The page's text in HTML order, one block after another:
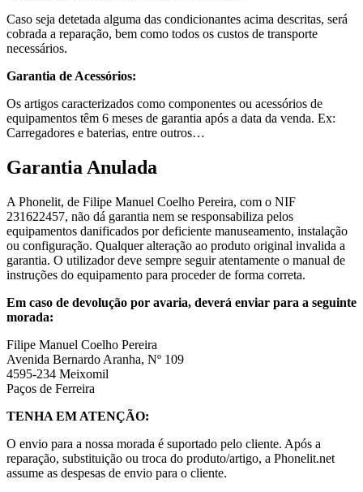
Caso seja detetada alguma das condicionantes acima descritas, será
cobrada a reparação, bem como todos os custos de transporte
necessários.
Garantia de Acessórios:
Os artigos caracterizados como componentes ou acessórios de
equipamentos têm 6 meses de garantia após a data da venda. Ex:
Carregadores e baterias, entre outros…
Garantia Anulada
A Phonelit, de Filipe Manuel Coelho Pereira, com o NIF
231622457, não dá garantia nem se responsabiliza pelos
equipamentos danificados por deficiente manuseamento, instalação
ou configuração. Qualquer alteração ao produto original invalida a
garantia. O utilizador deve sempre seguir atentamente o manual de
instruções do equipamento para proceder de forma correta.
Em caso de devolução por avaria, deverá enviar para a seguinte
morada:
Filipe Manuel Coelho Pereira
Avenida Bernardo Aranha, Nº 109
4595-234 Meixomil
Paços de Ferreira
TENHA EM ATENÇÃO:
O envio para a nossa morada é suportado pelo cliente. Após a
reparação, substituição ou troca do produto/artigo, a Phonelit.net
assume as despesas de envio para o cliente.